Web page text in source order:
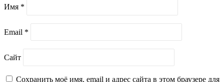
Имя *
Email *
Сайт
Сохранить моё имя, email и адрес сайта в этом браузере для